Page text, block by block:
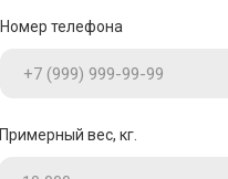
Номер телефона
Примерный вес, кг.